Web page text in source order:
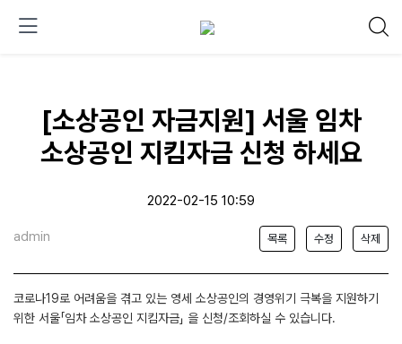
[소상공인 자금지원] 서울 임차
소상공인 지킴자금 신청 하세요
2022-02-15 10:59
admin 목록 수정 삭제
코로나19로 어려움을 겪고 있는 영세 소상공인의 경영위기 극복을 지원하기
위한 서울「임차 소상공인 지킴자금」 을 신청/조회하실 수 있습니다.